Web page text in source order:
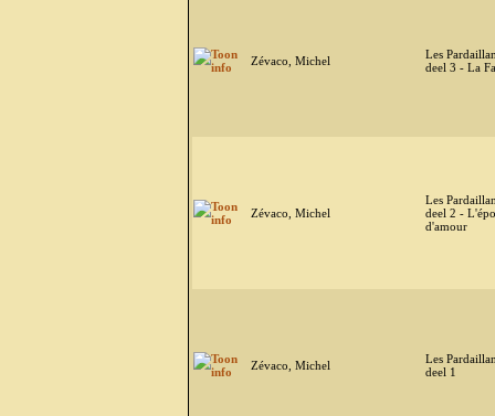
Zévaco, Michel
Les
deel 3 - La
Zévaco, Michel
Les
deel 2 -
d'amour
Zévaco, Michel
Les
deel 1